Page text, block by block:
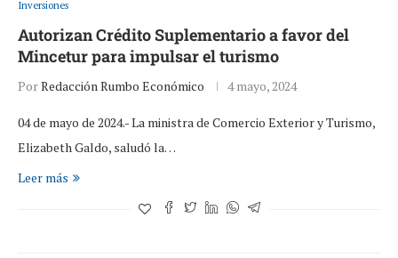
Inversiones
Autorizan Crédito Suplementario a favor del
Mincetur para impulsar el turismo
PorRedacción Rumbo Económico 4 mayo, 2024
04 de mayo de 2024.- La ministra de Comercio Exterior y Turismo,
Elizabeth Galdo, saludó la…
Leer más